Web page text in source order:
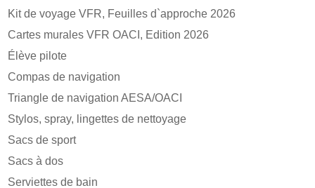
Kit de voyage VFR, Feuilles d`approche 2026
Cartes murales VFR OACI, Edition 2026
Élève pilote
Compas de navigation
Triangle de navigation AESA/OACI
Stylos, spray, lingettes de nettoyage
Sacs de sport
Sacs à dos
Serviettes de bain